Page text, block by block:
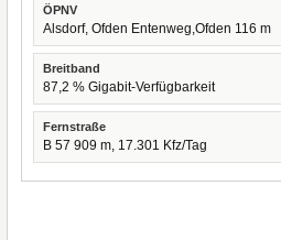
ÖPNV
Alsdorf, Ofden Entenweg,Ofden 116 m
Breitband
87,2 % Gigabit-Verfügbarkeit
Fernstraße
B 57 909 m, 17.301 Kfz/Tag